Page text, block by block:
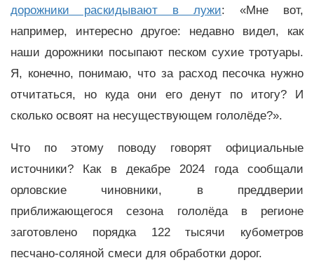
дорожники раскидывают в лужи: «Мне вот,
например, интересно другое: недавно видел, как
наши дорожники посыпают песком сухие тротуары.
Я, конечно, понимаю, что за расход песочка нужно
отчитаться, но куда они его денут по итогу? И
сколько освоят на несуществующем гололёде?».
Что по этому поводу говорят официальные
источники? Как в декабре 2024 года сообщали
орловские чиновники, в преддверии
приближающегося сезона гололёда в регионе
заготовлено порядка 122 тысячи кубометров
песчано-соляной смеси для обработки дорог.